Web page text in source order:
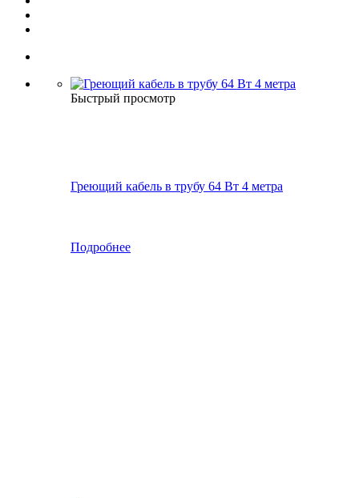
Быстрый просмотр
Греющий кабель в трубу 64 Вт 4 метра
Подробнее